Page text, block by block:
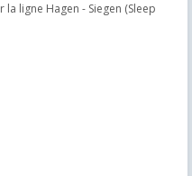
ligne Hagen - Siegen (Sleep